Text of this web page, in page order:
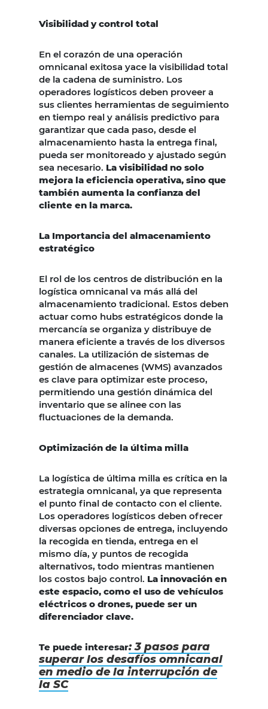
Visibilidad y control total
En el corazón de una operación
omnicanal exitosa yace la visibilidad total
de la cadena de suministro. Los
operadores logísticos deben proveer a
sus clientes herramientas de seguimiento
en tiempo real y análisis predictivo para
garantizar que cada paso, desde el
almacenamiento hasta la entrega final,
pueda ser monitoreado y ajustado según
sea necesario. La visibilidad no solo
mejora la eficiencia operativa, sino que
también aumenta la confianza del
cliente en la marca.
La Importancia del almacenamiento
estratégico
El rol de los centros de distribución en la
logística omnicanal va más allá del
almacenamiento tradicional. Estos deben
actuar como hubs estratégicos donde la
mercancía se organiza y distribuye de
manera eficiente a través de los diversos
canales. La utilización de sistemas de
gestión de almacenes (WMS) avanzados
es clave para optimizar este proceso,
permitiendo una gestión dinámica del
inventario que se alinee con las
fluctuaciones de la demanda.
Optimización de la última milla
La logística de última milla es crítica en la
estrategia omnicanal, ya que representa
el punto final de contacto con el cliente.
Los operadores logísticos deben ofrecer
diversas opciones de entrega, incluyendo
la recogida en tienda, entrega en el
mismo día, y puntos de recogida
alternativos, todo mientras mantienen
los costos bajo control. La innovación en
este espacio, como el uso de vehículos
eléctricos o drones, puede ser un
diferenciador clave.
Te puede interesar: 3 pasos para
superar los desafíos omnicanal
en medio de la interrupción de
la SC